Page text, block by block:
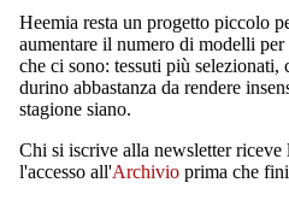
Heemia resta un progetto piccolo
aumentare il numero di modelli
che ci sono: tessuti più
durino abbastanza da rendere
stagione siano.
Chi si iscrive alla newsletter
l'accesso all'Archivio prima che